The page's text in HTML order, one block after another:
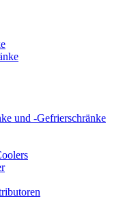
und -Gefrierschränke